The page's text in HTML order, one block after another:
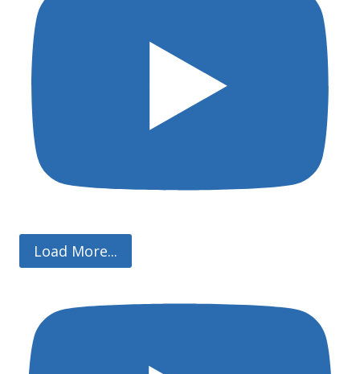
Load More...